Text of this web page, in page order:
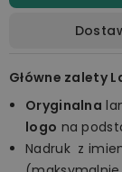
Główne zalety
Oryginalna
logo na
Nadruk z